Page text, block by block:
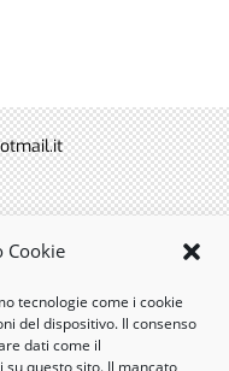
Cookie
tecnologie come i cookie
del dispositivo. Il consenso
dati come il
questo sito. Il mancato
01123780056